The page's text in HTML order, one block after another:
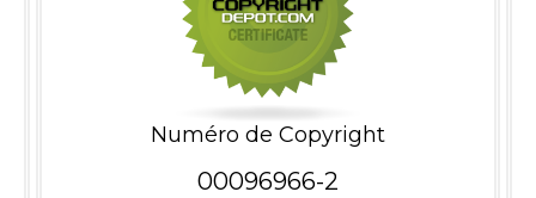
Numéro de Copyright
00096966-2